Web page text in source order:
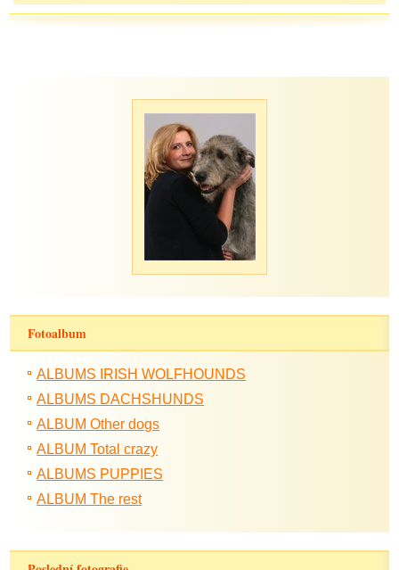
Fotoalbum
ALBUMS IRISH WOLFHOUNDS
ALBUMS DACHSHUNDS
ALBUM Other dogs
ALBUM Total crazy
ALBUMS PUPPIES
ALBUM The rest